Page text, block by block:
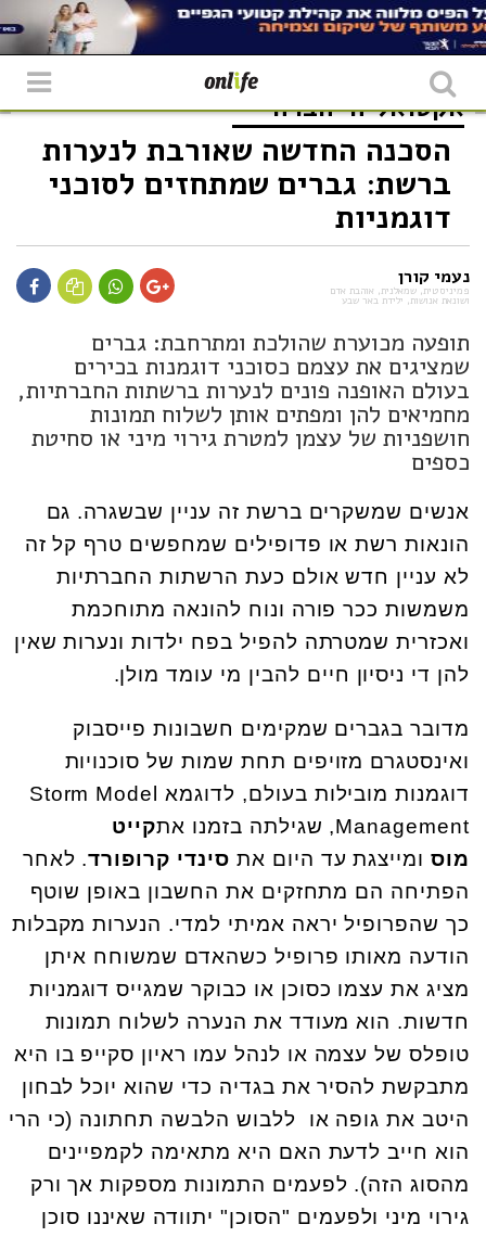
אקטואליה חברה
הסכנה החדשה שאורבת לנערות
ברשת: גברים שמתחזים לסוכני
דוגמניות
נעמי קורן
פמיניסטית, שמאלנית, אוהבת אדם
ושונאת אנושות, ילידת באר שבע
תופעה מכוערת שהולכת ומתרחבת: גברים
שמציגים את עצמם כסוכני דוגמנות בכירים
בעולם האופנה פונים לנערות ברשתות החברתיות,
מחמיאים להן ומפתים אותן לשלוח תמונות
חושפניות של עצמן למטרת גירוי מיני או סחיטת
כספים
אנשים שמשקרים ברשת זה עניין שבשגרה. גם
הונאות רשת או פדופילים שמחפשים טרף קל זה
לא עניין חדש אולם כעת הרשתות החברתיות
משמשות ככר פורה ונוח להונאה מתוחכמת
ואכזרית שמטרתה להפיל בפח ילדות ונערות שאין
להן די ניסיון חיים להבין מי עומד מולן.
מדובר בגברים שמקימים חשבונות פייסבוק
ואינסטגרם מזויפים תחת שמות של סוכנויות
דוגמנות מובילות בעולם, לדוגמא Storm Model
Management, שגילתה בזמנו את
קייט
מוסומייצגת עד היום את סינדי קרופורד. לאחר
הפתיחה הם מתחזקים את החשבון באופן שוטף
כך שהפרופיל יראה אמיתי למדי. הנערות מקבלות
הודעה מאותו פרופיל כשהאדם שמשוחח איתן
מציג את עצמו כסוכן או כבוקר שמגייס דוגמניות
חדשות. הוא מעודד את הנערה לשלוח תמונות
טופלס של עצמה או לנהל עמו ראיון סקייפ בו היא
מתבקשת להסיר את בגדיה כדי שהוא יוכל לבחון
היטב את גופה או ללבוש הלבשה תחתונה (כי הרי
הוא חייב לדעת האם היא מתאימה לקמפיינים
מהסוג הזה). לפעמים התמונות מספקות אך ורק
גירוי מיני ולפעמים "הסוכן" יתוודה שאיננו סוכן